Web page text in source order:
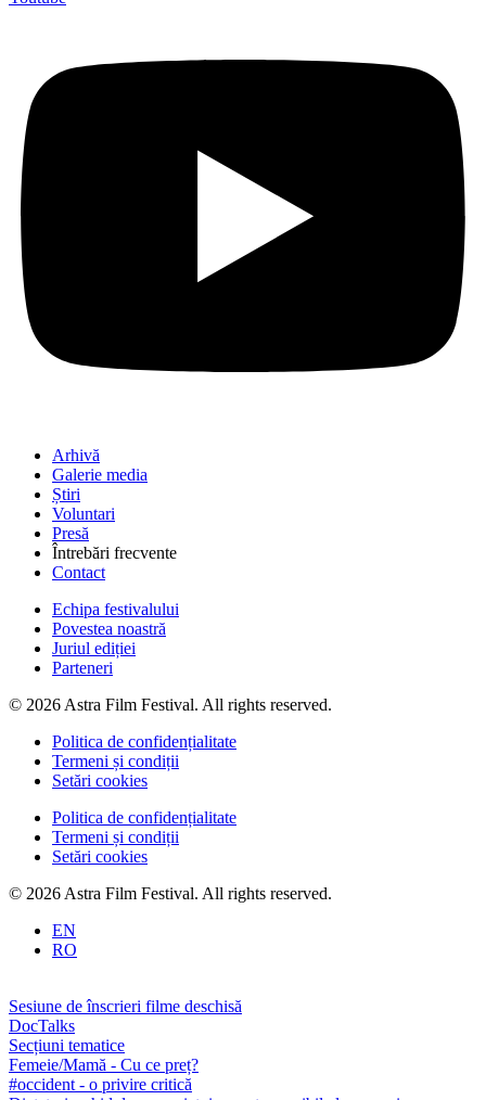
Arhivă
Galerie media
Știri
Voluntari
Presă
Întrebări frecvente
Contact
Echipa festivalului
Povestea noastră
Juriul ediției
Parteneri
© 2026 Astra Film Festival. All rights reserved.
Politica de confidențialitate
Termeni și condiții
Setări cookies
Politica de confidențialitate
Termeni și condiții
Setări cookies
© 2026 Astra Film Festival. All rights reserved.
EN
RO
Sesiune de înscrieri filme deschisă
DocTalks
Secțiuni tematice
Femeie/Mamă - Cu ce preț?
#occident - o privire critică